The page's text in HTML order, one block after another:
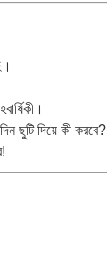
ছুটি দিয়ে কী করবে?